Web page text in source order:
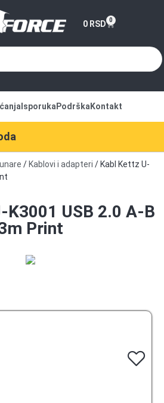
0 RSD 0
Isporuka Podrška Kontakt
/ Kablovi i adapteri / Kabl Kettz U-
K3001 USB 2.0 A-B
Print